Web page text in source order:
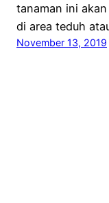
tanaman ini
di area teduh
November 13, 2019